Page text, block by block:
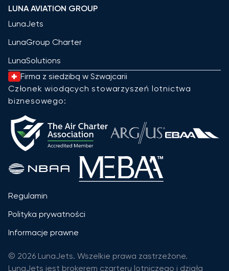
LUNA AVIATION GROUP
LunaJets
LunaGroup Charter
LunaSolutions
Firma z siedzibą w Szwajcarii
Członek wiodących stowarzyszeń lotnictwa
biznesowego:
Regulamin
Polityka prywatności
Informacje prawne
© 2026 LunaJets. Wszelkie prawa zastrzeżone.
LunaJets jest brokerem czarteru lotniczego i działa